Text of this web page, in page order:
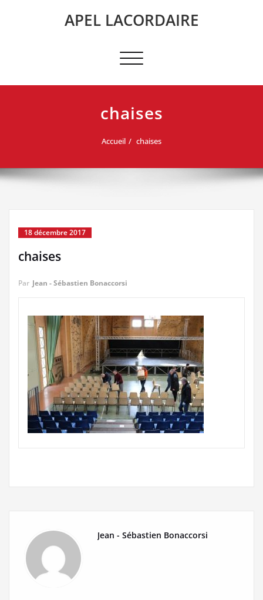
APEL LACORDAIRE
Afficher/masquer
navigation
chaises
Accueil chaises
18 décembre 2017
chaises
Par Jean - Sébastien Bonaccorsi
Jean - Sébastien Bonaccorsi